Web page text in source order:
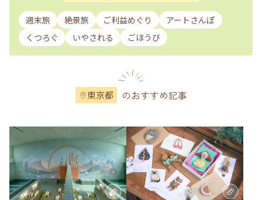
週末旅 絶景旅 ご利益めぐり
アートさんぽ
くつろぐ
いやされる ごほうび
東京都 のおすすめ記事